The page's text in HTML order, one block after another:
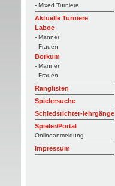
- Mixed Turniere
Aktuelle Turniere
Laboe
- Männer
- Frauen
Borkum
- Männer
- Frauen
Ranglisten
Spielersuche
Schiedsrichter-lehrgänge
Spieler/Portal
Onlineanmeldung
Impressum